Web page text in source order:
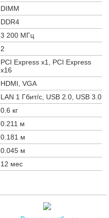
DIMM
DDR4
3 200 МГц
2
PCI Express x1, PCI Express
x16
HDMI, VGA
LAN 1 Гбит/c, USB 2.0, USB 3.0
0.6 кг
0.211 м
0.181 м
0.045 м
12 мес